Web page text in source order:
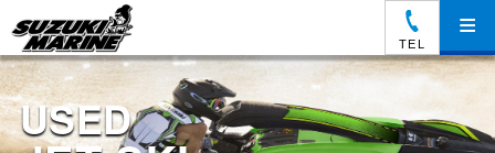
TEL
≡
USED